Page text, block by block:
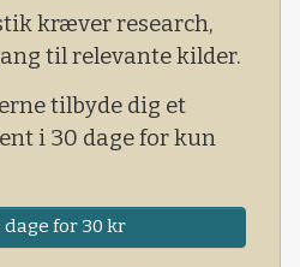
tilføjer:
kræver research,
til relevante kilder.
tilbyde dig et
i 30 dage for kun
dage for 30 kr